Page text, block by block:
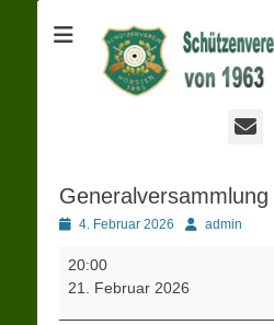
E-
Generalversammlung
Posted4. Februar 2026 Autoradmin
20:00
21. Februar 2026